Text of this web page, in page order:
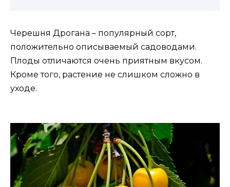
Черешня Дрогана – популярный сорт,
положительно описываемый садоводами.
Плоды отличаются очень приятным вкусом.
Кроме того, растение не слишком сложно в
уходе.